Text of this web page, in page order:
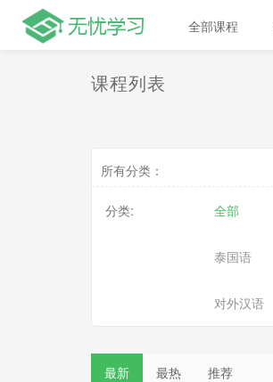
全部课程
课程列表
所有分类：
分类: 全部
泰国语
对外汉语
最新 最热 推荐